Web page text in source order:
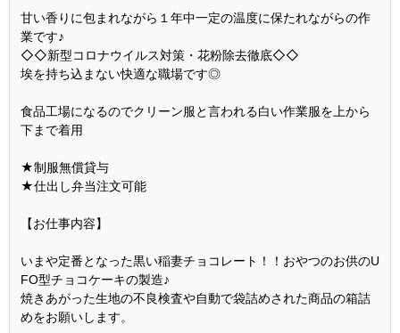
甘い香りに包まれながら１年中一定の温度に保たれながらの作
業です♪
◇◇新型コロナウイルス対策・花粉除去徹底◇◇
埃を持ち込まない快適な職場です◎
食品工場になるのでクリーン服と言われる白い作業服を上から
下まで着用
★制服無償貸与
★仕出し弁当注文可能
【お仕事内容】
いまや定番となった黒い稲妻チョコレート！！おやつのお供のU
FO型チョコケーキの製造♪
焼きあがった生地の不良検査や自動で袋詰めされた商品の箱詰
めをお願いします。